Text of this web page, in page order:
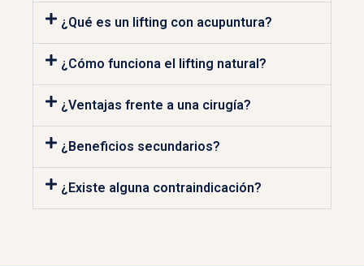
¿Qué es un lifting con acupuntura?
¿Cómo funciona el lifting natural?
¿Ventajas frente a una cirugía?
¿Beneficios secundarios?
¿Existe alguna contraindicación?